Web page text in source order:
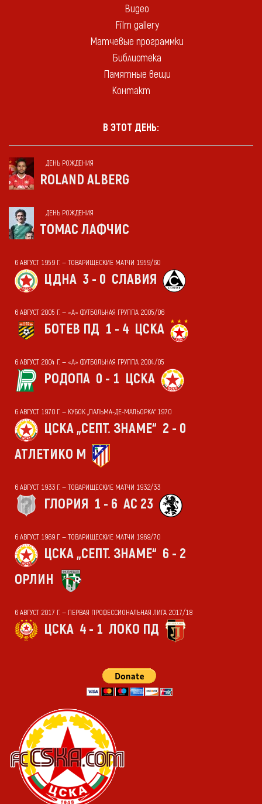
Видео
Film gallery
Матчевые программки
Библиотека
Памятные вещи
Контакт
В ЭТОТ ДЕНЬ:
ДЕНЬ РОЖДЕНИЯ
ROLAND ALBERG
ДЕНЬ РОЖДЕНИЯ
ТОМАС ЛАФЧИС
6 АВГУСТ 1959 Г. — ТОВАРИЩЕСКИЕ МАТЧИ 1959/60
ЦДНА 3 - 0 СЛАВИЯ
6 АВГУСТ 2005 Г. — «А» ФУТБОЛЬНАЯ ГРУППА 2005/06
БОТЕВ ПД 1 - 4 ЦСКА
6 АВГУСТ 2004 Г. — «А» ФУТБОЛЬНАЯ ГРУППА 2004/05
РОДОПА 0 - 1 ЦСКА
6 АВГУСТ 1970 Г. — КУБОК „ПАЛЬМА-ДЕ-МАЛЬОРКА“ 1970
ЦСКА „СЕПТ. ЗНАМЕ“ 2 - 0
АТЛЕТИКО М
6 АВГУСТ 1933 Г. — ТОВАРИЩЕСКИЕ МАТЧИ 1932/33
ГЛОРИЯ 1 - 6 АС 23
6 АВГУСТ 1969 Г. — ТОВАРИЩЕСКИЕ МАТЧИ 1969/70
ЦСКА „СЕПТ. ЗНАМЕ“ 6 - 2
ОРЛИН
6 АВГУСТ 2017 Г. — ПЕРВАЯ ПРОФЕССИОНАЛЬНАЯ ЛИГА 2017/18
ЦСКА 4 - 1 ЛОКО ПД